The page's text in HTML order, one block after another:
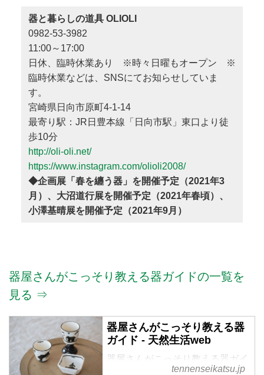
器と暮らしの道具 OLIOLI
0982-53-3982
11:00～17:00
日休、臨時休業あり ※時々日曜もオープン ※
臨時休業などは、SNSにてお知らせしていま
す。
宮崎県日向市原町4-1-14
最寄り駅：JR日豊本線「日向市駅」東口より徒
歩10分
http://oli-oli.net/
https://www.instagram.com/olioli2008/
◆企画展「春を纏う器」を開催予定（2021年3
月）、大沼道行展を開催予定（2021年春頃）、
小澤基晴展を開催予定（2021年9月）
器屋さんがこっそり教える器ガイドの一覧を
見る ⇒
器屋さんがこっそり教える器
ガイド - 天然生活web
器屋さんがこっそり教える器ガイ
tennenseikatsu.jp